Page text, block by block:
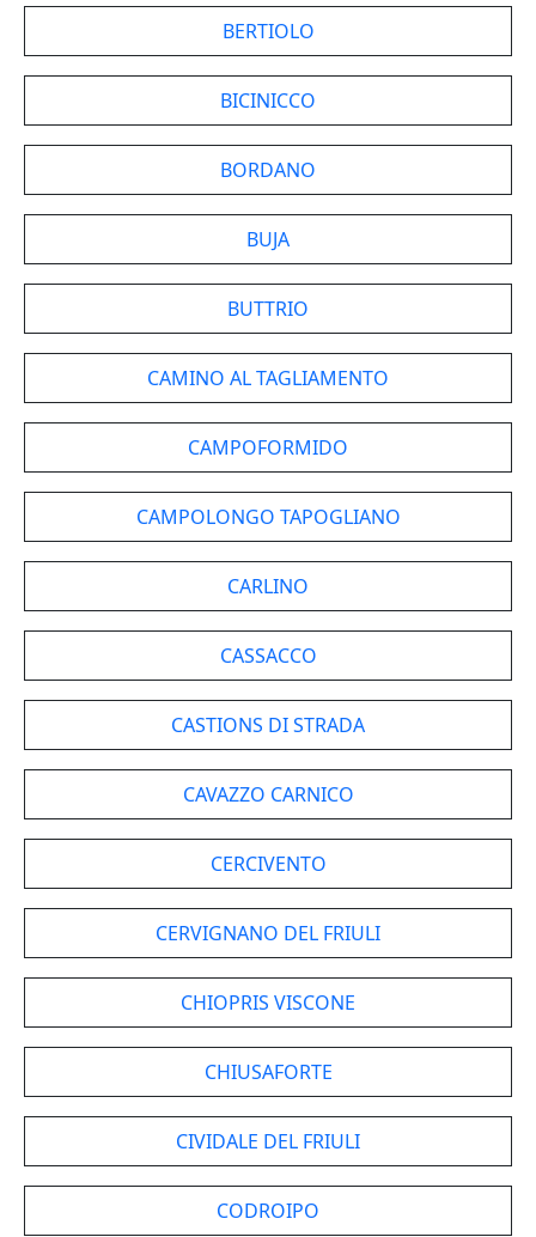
BERTIOLO
BICINICCO
BORDANO
BUJA
BUTTRIO
CAMINO AL TAGLIAMENTO
CAMPOFORMIDO
CAMPOLONGO TAPOGLIANO
CARLINO
CASSACCO
CASTIONS DI STRADA
CAVAZZO CARNICO
CERCIVENTO
CERVIGNANO DEL FRIULI
CHIOPRIS VISCONE
CHIUSAFORTE
CIVIDALE DEL FRIULI
CODROIPO